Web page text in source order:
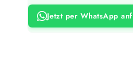
Jetzt per WhatsApp